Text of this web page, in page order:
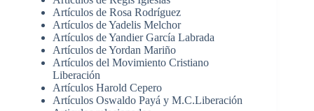
Artículos de Rosa Rodríguez
Artículos de Yadelis Melchor
Artículos de Yandier García Labrada
Artículos de Yordan Mariño
Artículos del Movimiento Cristiano
Liberación
Artículos Harold Cepero
Artículos Oswaldo Payá y M.C.Liberación